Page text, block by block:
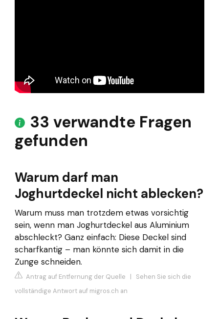
33 verwandte Fragen
gefunden
Warum darf man
Joghurtdeckel nicht ablecken?
Warum muss man trotzdem etwas vorsichtig
sein, wenn man Joghurtdeckel aus Aluminium
abschleckt? Ganz einfach: Diese Deckel sind
scharfkantig – man könnte sich damit in die
Zunge schneiden.
Antrag auf Entfernung der Quelle | Sehen Sie sich die
vollständige Antwort auf migros.ch an